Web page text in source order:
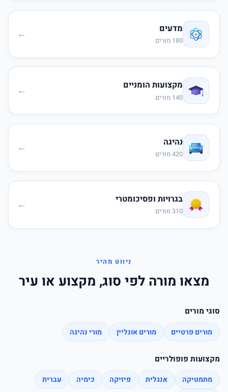
מדעים
180 מורים ←
מקצועות הומניים
140 מורים ←
נהיגה
420 מורים ←
בגרויות ופסיכומטרי
310 מורים ←
ניווט מהיר
מצאו מורה לפי סוג, מקצוע או עיר
סוגי מורים
מורים פרטיים מורים אונליין מורי נהיגה
מקצועות פופולריים
מתמטיקה אנגלית פיזיקה כימיה
עברית